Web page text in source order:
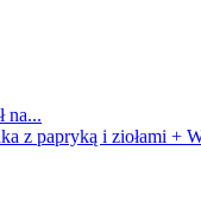
na...
z papryką i ziołami +